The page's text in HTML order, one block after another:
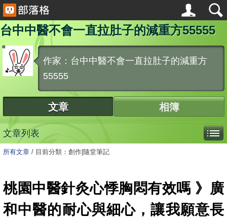
台中中醫不會一直拉肚子的減重方55555
作家：台中中醫不會一直拉肚子的減重方
55555
文章 相簿
文章列表
所有文章 / 目前分類：創作|隨堂筆記
桃園中醫針灸心悸胸悶有效嗎 》廣
和中醫的耐心與細心，讓我願意長